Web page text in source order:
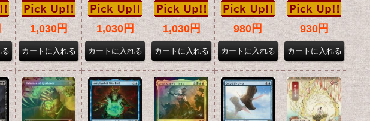
1,030円 1,030円 1,030円 980円 930円